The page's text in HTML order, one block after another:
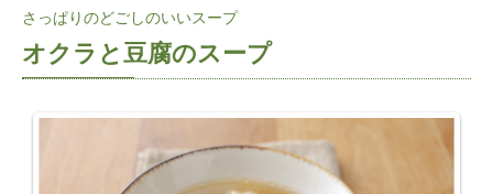
さっぱりのどごしのいいスープ
オクラと豆腐のスープ